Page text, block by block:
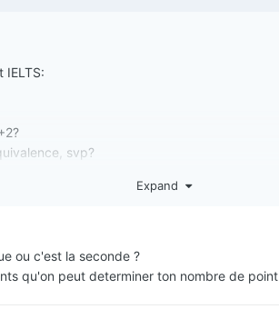
IELTS:
svp?
Expand
ou c'est la seconde ?
qu'on peut determiner ton nombre de point